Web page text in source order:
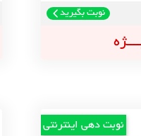
نوبت بگیرید
نوبت دهی اینترنتی